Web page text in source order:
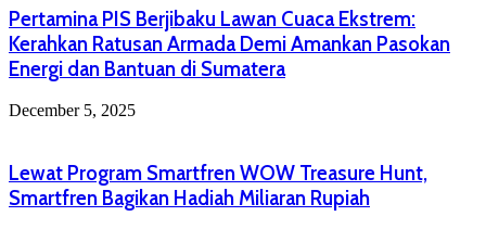
Pertamina PIS Berjibaku Lawan Cuaca Ekstrem:
Kerahkan Ratusan Armada Demi Amankan Pasokan
Energi dan Bantuan di Sumatera
December 5, 2025
Lewat Program Smartfren WOW Treasure Hunt,
Smartfren Bagikan Hadiah Miliaran Rupiah